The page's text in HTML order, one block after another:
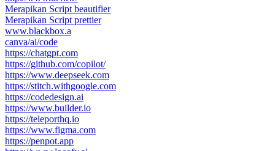
Merapikan Script beautifier
Merapikan Script prettier
www.blackbox.a
canva/ai/code
https://chatgpt.com
https://github.com/copilot/
https://www.deepseek.com
https://stitch.withgoogle.com
https://codedesign.ai
https://www.builder.io
https://teleporthq.io
https://www.figma.com
https://penpot.app